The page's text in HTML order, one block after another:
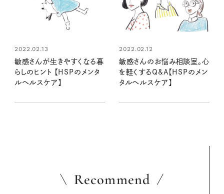
2022.02.13
敏感さんが生きやすくなる暮
らしのヒント 【HSPのメンタ
ルヘルスケア】
2022.02.12
敏感さんのお悩み相談室。心
を軽くするQ&A【HSPのメン
タルヘルスケア】
Recommend